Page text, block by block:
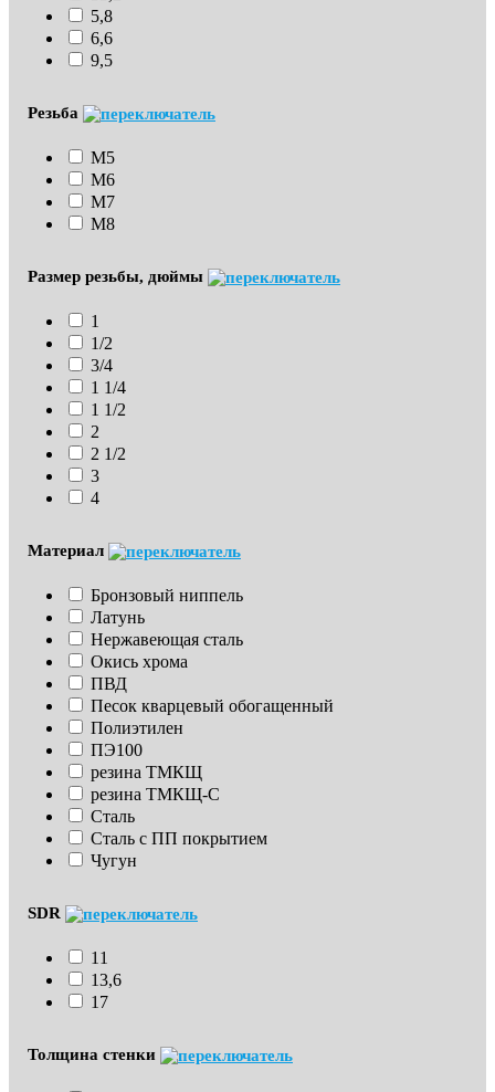
5,8
6,6
9,5
Резьба
М5
М6
М7
М8
Размер резьбы, дюймы
1
1/2
3/4
1 1/4
1 1/2
2
2 1/2
3
4
Материал
Бронзовый ниппель
Латунь
Нержавеющая сталь
Окись хрома
ПВД
Песок кварцевый обогащенный
Полиэтилен
ПЭ100
резина ТМКЩ
резина ТМКЩ-С
Сталь
Сталь с ПП покрытием
Чугун
SDR
11
13,6
17
Толщина стенки